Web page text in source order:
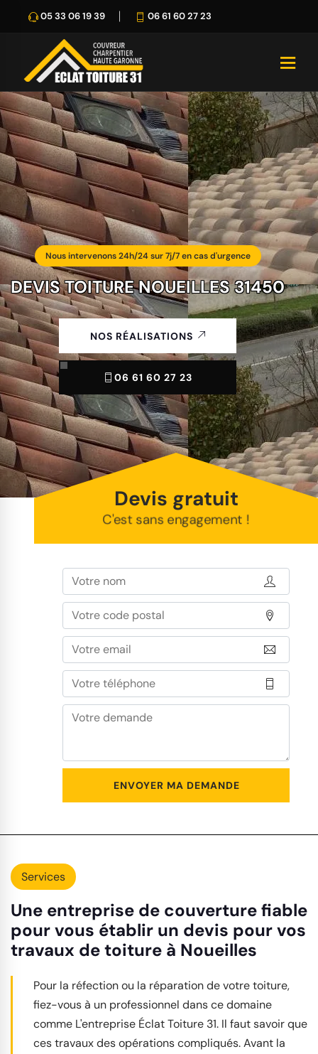
05 33 06 19 39 06 61 60 27 23
Nous intervenons 24h/24 sur 7j/7 en cas d'urgence
DEVIS TOITURE NOUEILLES 31450
NOS RÉALISATIONS
06 61 60 27 23
Devis gratuit
C'est sans engagement !
Services
Une entreprise de couverture fiable
pour vous établir un devis pour vos
travaux de toiture à Noueilles
Pour la réfection ou la réparation de votre toiture,
fiez-vous à un professionnel dans ce domaine
comme L'entreprise Éclat Toiture 31. Il faut savoir que
ces travaux des opérations compliqués. Avant la